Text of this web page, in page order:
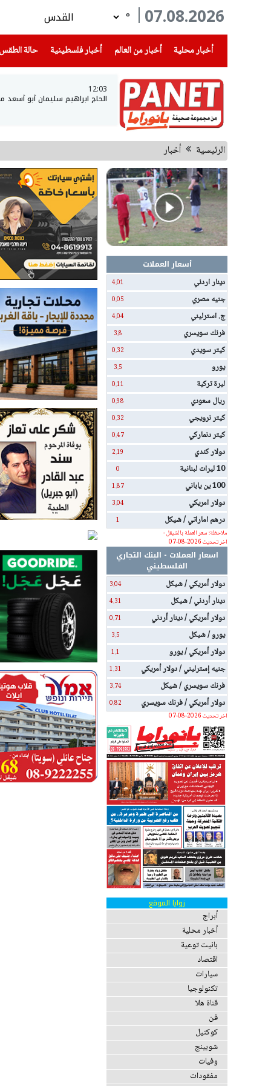
07.08.2026
°
أخبار محلية
(current) أخبار من العالم أخبار فلسطينية(current) حالة الطقس
12:03
الحاج ابراهيم سليمان أبو
الرئيسية أخبار
أسعار العملات
دينار اردني
4.01
جنيه مصري 0.05
ج. استرليني 4.04
فرنك سويسري 3.8
كيتر سويدي 0.32
يورو 3.5
ليرة تركية 0.11
ريال سعودي 0.98
كيتر نرويجي 0.32
كيتر دنماركي 0.47
دولار كندي 2.19
10 ليرات لبنانية 0
100 ين ياباني 1.87
دولار امريكي 3.04
درهم اماراتي / شيكل
1
ملاحظة: سعر العملة بالشيقل -
اخر تحديث 2026-08-07
اسعار العملات - البنك التجاري
الفلسطيني
دولار أمريكي / شيكل
3.04
دينار أردني / شيكل 4.31
دولار أمريكي / دينار أردني 0.71
يورو / شيكل 3.5
دولار أمريكي / يورو 1.1
جنيه إسترليني / دولار أمريكي 1.31
فرنك سويسري / شيكل 3.74
دولار أمريكي / فرنك سويسري
0.82
اخر تحديث 2026-08-07
زوايا الموقع
أبراج
أخبار محلية
بانيت توعية
اقتصاد
سيارات
تكنولوجيا
قناة هلا
فن
كوكتيل
شوبينج
وفيات
مفقودات